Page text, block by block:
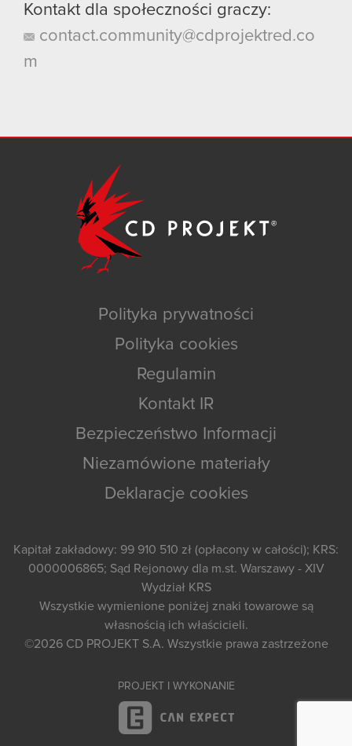
Kontakt dla społeczności graczy:
contact.community@cdprojektred.co
m
Polityka prywatności
Polityka cookies
Regulamin
Kontakt IR
Bezpieczeństwo Informacji
Niezamówione materiały
Deklaracje cookies
Kapitał zakładowy: 99 910 510 zł (opłacony w całości); KRS:
0000006865; Sąd Rejonowy dla m.st. Warszawy - XIV
Wydział KRS
Wszystkie wymienione poniżej znaki towarowe są
własnością ich właścicieli.
©2026 CD PROJEKT S.A. Wszystkie prawa zastrzeżone
PROJEKT I WYKONANIE